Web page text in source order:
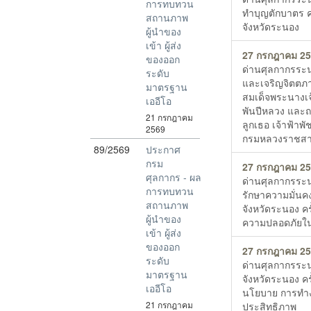
การทบทวน
สถานภาพ
ผู้นำของ
เข้า ผู้ส่ง
ของออก
ระดับ
มาตรฐาน
เออีโอ
21 กรกฎาคม
2569
89/2569
ประกาศ
กรม
ศุลกากร - ผล
การทบทวน
สถานภาพ
ผู้นำของ
เข้า ผู้ส่ง
ของออก
ระดับ
มาตรฐาน
เออีโอ
21 กรกฎาคม
ทำบุญตักบาตร
จังหวัดระนอง
27 กรกฎาคม
ด่านศุลกากรร
และเจริญจิตต
สมเด็จพระนาง
พันปีหลวง และ
ลูกเธอ เจ้าฟ้า
กรมหลวงราช
27 กรกฎาคม
ด่านศุลกากรร
รักษาความมั่นค
จังหวัดระนอง
ความปลอดภัยใ
27 กรกฎาคม
ด่านศุลกากรร
จังหวัดระนอง
นโยบาย การท
ประสิทธิภาพ